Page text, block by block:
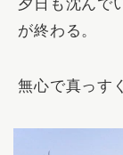
夕日も沈んで
が終わる。
無心で真っす